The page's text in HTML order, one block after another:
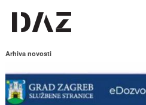
Arhiva novosti